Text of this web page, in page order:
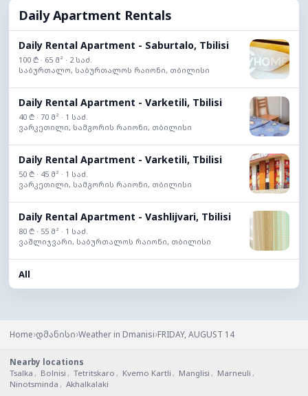
Daily Apartment Rentals
Daily Rental Apartment - Saburtalo, Tbilisi
100 ₾ · 65 მ² · 2 საძ.
საბურთალო, საბურთალოს რაიონი, თბილისი
Daily Rental Apartment - Varketili, Tbilisi
40 ₾ · 70 მ² · 1 საძ.
ვარკეთილი, სამგორის რაიონი, თბილისი
Daily Rental Apartment - Varketili, Tbilisi
50 ₾ · 45 მ² · 1 საძ.
ვარკეთილი, სამგორის რაიონი, თბილისი
Daily Rental Apartment - Vashlijvari, Tbilisi
80 ₾ · 55 მ² · 1 საძ.
ვაშლიჯვარი, საბურთალოს რაიონი, თბილისი
All
Home›დმანისი›Weather in Dmanisi›FRIDAY, AUGUST 14
Nearby locations
Tsalka , Bolnisi , Tetritskaro , Kvemo Kartli , Manglisi , Marneuli ,
Ninotsminda , Akhalkalaki